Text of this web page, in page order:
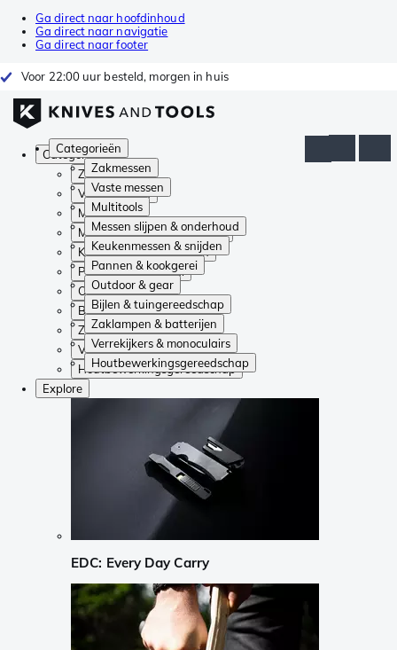
Ga direct naar hoofdinhoud
Ga direct naar navigatie
Ga direct naar footer
Voor 22:00 uur besteld, morgen in huis
Categorieën
Zakmessen
Vaste messen
Multitools
Messen slijpen & onderhoud
Keukenmessen & snijden
Pannen & kookgerei
Outdoor & gear
Bijlen & tuingereedschap
Zaklampen & batterijen
Verrekijkers & monoculairs
Houtbewerkingsgereedschap
Categorieën
Zakmessen
Vaste messen
Multitools
Messen slijpen & onderhoud
Keukenmessen & snijden
Pannen & kookgerei
Outdoor & gear
Bijlen & tuingereedschap
Zaklampen & batterijen
Verrekijkers & monoculairs
Houtbewerkingsgereedschap
Explore
EDC: Every Day Carry